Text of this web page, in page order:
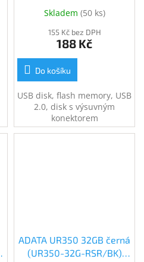
Skladem (50 ks)
155 Kč bez DPH
188 Kč
Do košíku
USB disk, flash memory, USB
2.0, disk s výsuvným
konektorem
ADATA UR350 32GB černá
(UR350-32G-RSR/BK)